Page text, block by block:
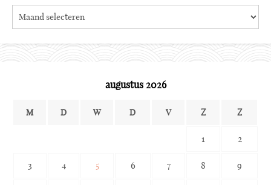
the
augustus 2026
M D W D V Z Z
1 2
3 4 5 6 7 8 9